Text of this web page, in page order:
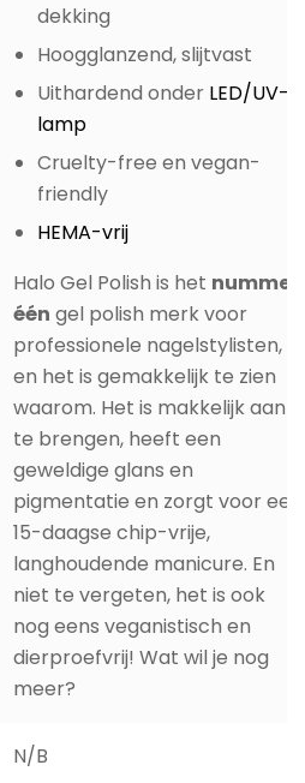
dekking
Hoogglanzend, slijtvast
Uithardend onder LED/UV-
lamp
Cruelty-free en vegan-
friendly
HEMA-vrij
Halo Gel Polish is het nummer
één gel polish merk voor
professionele nagelstylisten,
en het is gemakkelijk te zien
waarom. Het is makkelijk aan
te brengen, heeft een
geweldige glans en
pigmentatie en zorgt voor een
15-daagse chip-vrije,
langhoudende manicure. En
niet te vergeten, het is ook
nog eens veganistisch en
dierproefvrij! Wat wil je nog
meer?
N/B